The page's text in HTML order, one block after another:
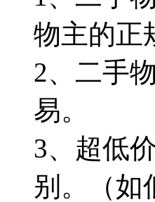
物主的正
2、二手
易。
3、超低
别。（如